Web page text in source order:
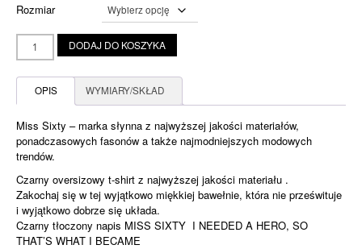
Rozmiar
ilość
Miss
czarny
oversizowy
shirt
DODAJ DO KOSZYKA
OPIS WYMIARY/SKŁAD
Miss Sixty – marka słynna z najwyższej jakości materiałów,
ponadczasowych fasonów a także najmodniejszych modowych
trendów.
Czarny oversizowy t-shirt z najwyższej jakości materiału .
Zakochaj się w tej wyjątkowo miękkiej bawełnie, która nie prześwituje
i wyjątkowo dobrze się układa.
Czarny tłoczony napis MISS SIXTY I NEEDED A HERO, SO
THAT’S WHAT I BECAME